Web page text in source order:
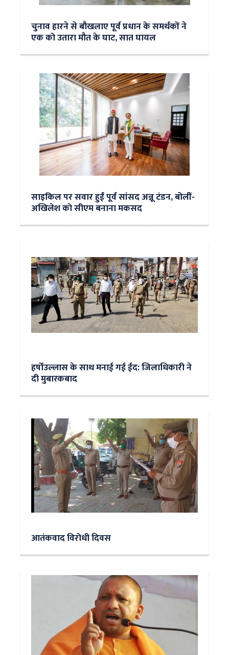
चुनाव हारने से बौखलाए पूर्व प्रधान के समर्थकों ने
एक को उतारा मौत के घाट, सात घायल
साइकिल पर सवार हुईं पूर्व सांसद अन्नू टंडन, बोलीं-
अखिलेश को सीएम बनाना मकसद
हर्षोउल्लास के साथ मनाई गई ईद: जिलाधिकारी ने
दी मुबारकबाद
आतंकवाद विरोधी दिवस